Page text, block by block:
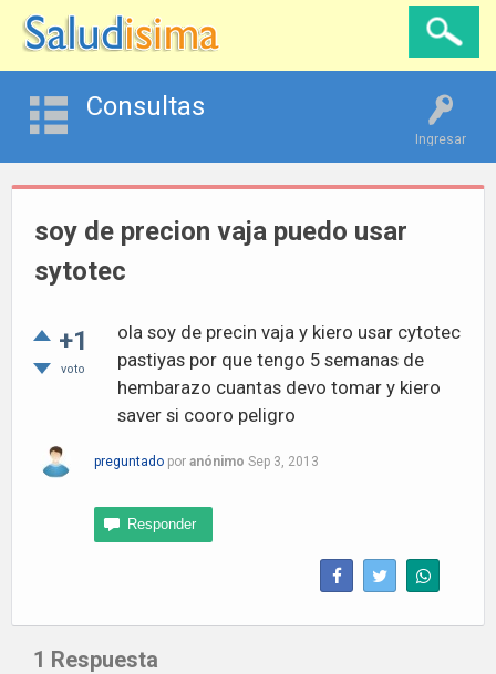
Ingresar
Consultas
soy de precion vaja puedo usar
sytotec
+1
voto
ola soy de precin vaja y kiero usar cytotec
pastiyas por que tengo 5 semanas de
hembarazo cuantas devo tomar y kiero
saver si cooro peligro
preguntado por anónimo Sep 3, 2013
1 Respuesta